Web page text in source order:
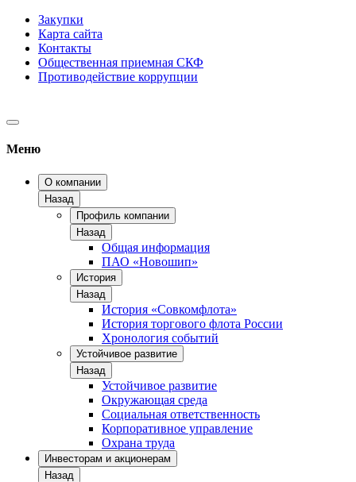
Закупки
Карта сайта
Контакты
Общественная приемная СКФ
Противодействие коррупции
Меню
О компании
Назад
Профиль компании
Назад
Общая информация
ПАО «Новошип»
История
Назад
История «Совкомфлота»
История торгового флота России
Хронология событий
Устойчивое развитие
Назад
Устойчивое развитие
Окружающая среда
Социальная ответственность
Корпоративное управление
Охрана труда
Инвесторам и акционерам
Назад